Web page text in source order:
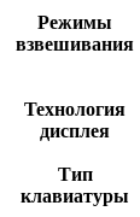
Режимы
взвешивания
Технология
дисплея
Тип
клавиатуры